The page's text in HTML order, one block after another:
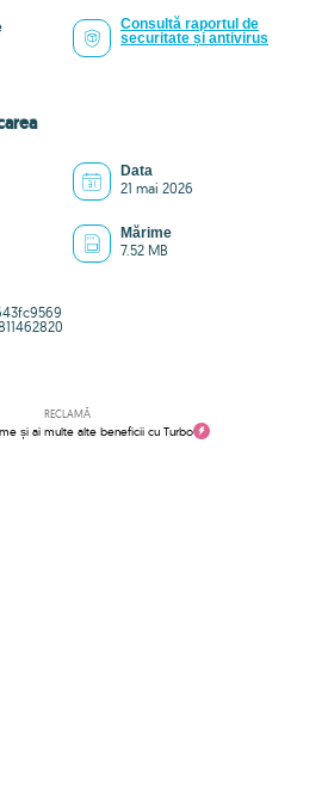
Consultă raportul de
securitate și antivirus
Data
21 mai 2026
Mărime
7.52 MB
RECLAMĂ
și ai multe alte beneficii cu Turbo